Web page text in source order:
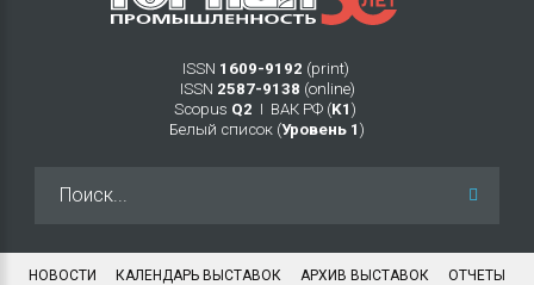
ISSN 1609-9192 (print)
ISSN 2587-9138 (online)
Scopus Q2 Ι ВАК РФ (K1 )
Белый список (Уровень 1 )
НОВОСТИ КАЛЕНДАРЬ ВЫСТАВОК АРХИВ ВЫСТАВОК ОТЧЕТЫ